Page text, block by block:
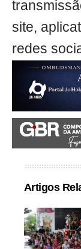
site,
redes
Artigos